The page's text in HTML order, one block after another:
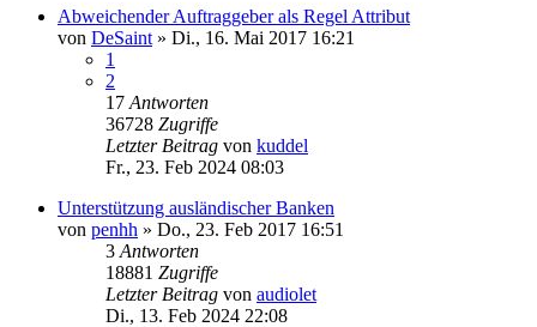
Abweichender Auftraggeber als Regel Attribut
von DeSaint » Di., 16. Mai 2017 16:21
1
2
17 Antworten
36728 Zugriffe
Letzter Beitrag von kuddel
Fr., 23. Feb 2024 08:03
Unterstützung ausländischer Banken
von penhh » Do., 23. Feb 2017 16:51
3 Antworten
18881 Zugriffe
Letzter Beitrag von audiolet
Di., 13. Feb 2024 22:08